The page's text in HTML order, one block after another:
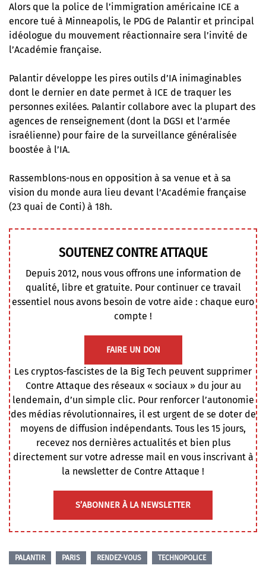
Alors que la police de l’immigration américaine ICE a
encore tué à Minneapolis, le PDG de Palantir et principal
idéologue du mouvement réactionnaire sera l’invité de
l’Académie française.
Palantir développe les pires outils d’IA inimaginables
dont le dernier en date permet à ICE de traquer les
personnes exilées. Palantir collabore avec la plupart des
agences de renseignement (dont la DGSI et l’armée
israélienne) pour faire de la surveillance généralisée
boostée à l’IA.
Rassemblons-nous en opposition à sa venue et à sa
vision du monde aura lieu devant l’Académie française
(23 quai de Conti) à 18h.
SOUTENEZ CONTRE ATTAQUE
Depuis 2012, nous vous offrons une information de
qualité, libre et gratuite. Pour continuer ce travail
essentiel nous avons besoin de votre aide : chaque euro
compte !
FAIRE UN DON
Les cryptos-fascistes de la Big Tech peuvent supprimer
Contre Attaque des réseaux « sociaux » du jour au
lendemain, d’un simple clic. Pour renforcer l’autonomie
des médias révolutionnaires, il est urgent de se doter de
moyens de diffusion indépendants. Tous les 15 jours,
recevez nos dernières actualités et bien plus
directement sur votre adresse mail en vous inscrivant à
la newsletter de Contre Attaque !
S’ABONNER À LA NEWSLETTER
PALANTIR PARIS RENDEZ-VOUS TECHNOPOLICE